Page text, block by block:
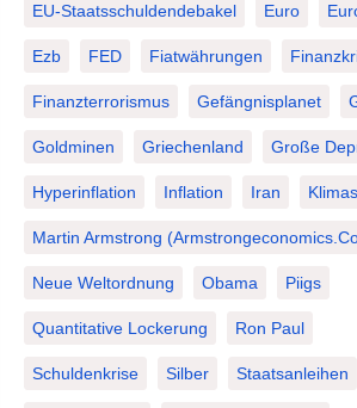
EU-Staatsschuldendebakel Euro
Ezb FED Fiatwährungen
Finanzterrorismus Gefängnisplanet
Goldminen Griechenland Große
Hyperinflation Inflation Iran
Martin Armstrong
Neue Weltordnung Obama Piigs
Quantitative Lockerung Ron Paul
Schuldenkrise Silber Staatsanleihen